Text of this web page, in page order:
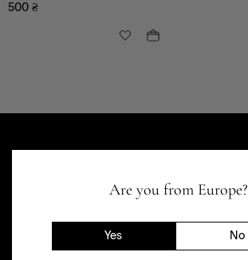
Are you from Europe?
Yes No
500 ₴